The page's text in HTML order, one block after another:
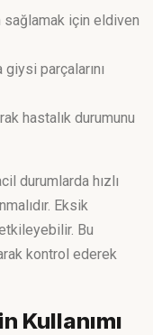
için eldiven
parçalarını
hastalık durumunu
durumlarda hızlı
Eksik
Bu
kontrol ederek
Kullanımı